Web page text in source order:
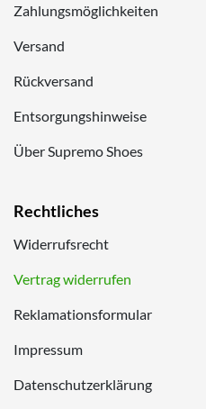
Zahlungsmöglichkeiten
Versand
Rückversand
Entsorgungshinweise
Über Supremo Shoes
Rechtliches
Widerrufsrecht
Vertrag widerrufen
Reklamationsformular
Impressum
Datenschutzerklärung